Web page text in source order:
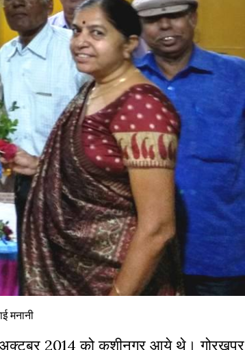
मनानी
2014 को कुशीनगर आये थे। गोरखपुर